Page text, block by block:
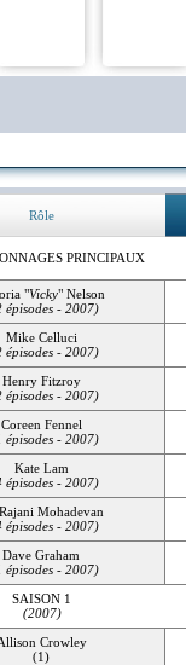
Rôle
PRINCIPAUX
"Vicky" Nelson
épisodes - 2007)
Mike Celluci
épisodes - 2007)
Henry Fitzroy
épisodes - 2007)
Coreen Fennel
épisodes - 2007)
Kate Lam
épisodes - 2007)
Mohadevan
épisodes - 2007)
Dave Graham
épisodes - 2007)
SAISON 1
(2007)
Crowley
(1)